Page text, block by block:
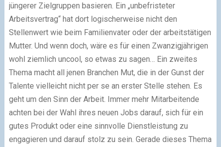
jüngerer Zielgruppen basieren. Ein „unbefristeter
Arbeitsvertrag“ hat dort logischerweise nicht den
Stellenwert wie beim Familienvater oder der arbeitstätigen
Mutter. Und wenn doch, wäre es für einen Zwanzigjährigen
wohl ziemlich uncool, so etwas zu sagen… Ein zweites
Thema macht all jenen Branchen Mut, die in der Gunst der
Talente vielleicht nicht per se an erster Stelle stehen. Es
geht um den Sinn der Arbeit. Immer mehr Mitarbeitende
achten bei der Wahl ihres neuen Jobs darauf, sich für ein
gutes Produkt oder eine sinnvolle Dienstleistung zu
engagieren und darauf stolz zu sein. Gerade dieses Thema